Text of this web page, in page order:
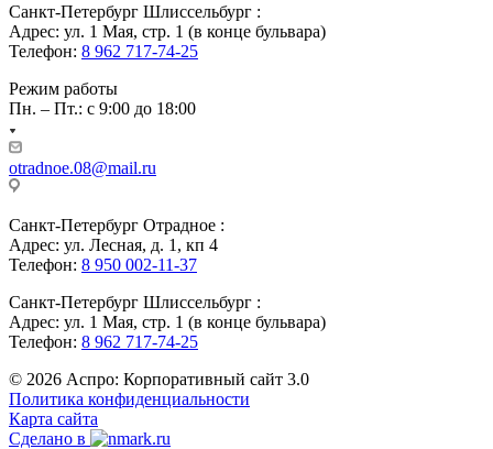
Санкт-Петербург Шлиссельбург :
Адрес: ул. 1 Мая, стр. 1 (в конце бульвара)
Телефон: 8 962 717-74-25
Режим работы
Пн. – Пт.: с 9:00 до 18:00
otradnoe.08@mail.ru
Санкт-Петербург Отрадное :
Адрес: ул. Лесная, д. 1, кп 4
Телефон: 8 950 002-11-37
Санкт-Петербург Шлиссельбург :
Адрес: ул. 1 Мая, стр. 1 (в конце бульвара)
Телефон: 8 962 717-74-25
© 2026 Аспро: Корпоративный сайт 3.0
Политика конфиденциальности
Карта сайта
Сделано в